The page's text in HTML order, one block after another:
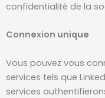
confidentialité de la
Connexion unique
Vous pouvez vous
services tels que
services